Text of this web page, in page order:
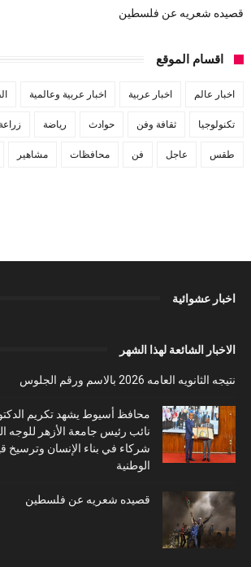
قصيده شعريه عن فلسطين
اقسام الموقع
اخبار عالم اخبار عربية اخبار عربية وعالمية
تكنولوجيا ثقافة وفن حوادث رياضة زراعة
طقس عاجل فن محافظات مشاهير
اخبار عشوائية
الاخبار الشائعة لهذا الشهر
نتيجه الثانويه العامه 2026 بالاسم ورقم الجلوس
محافظ أسيوط يشهد تكريم
نائب رئيس جامعة الأزهر للوجه
شركاء في بناء الإنسان وترسيخ
الوطنية
قصيده شعريه عن فلسطين